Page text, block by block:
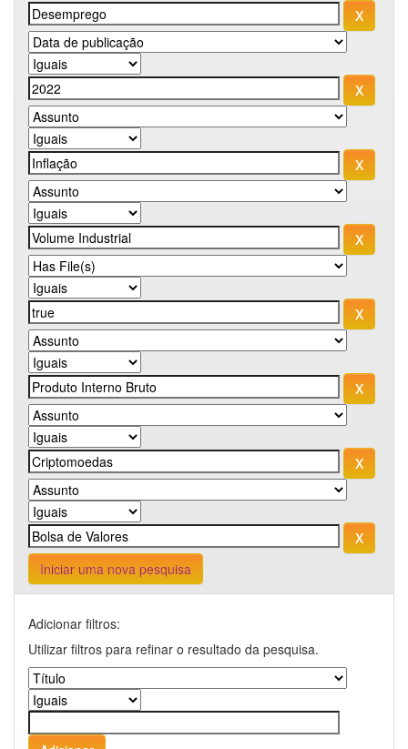
Iniciar uma nova pesquisa
Adicionar filtros:
Utilizar filtros para refinar o resultado da pesquisa.